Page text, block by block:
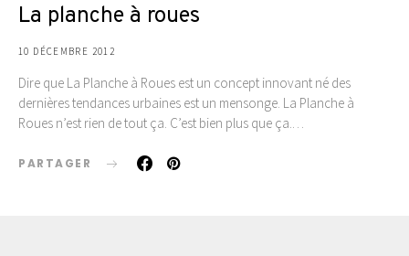
La planche à roues
10 DÉCEMBRE 2012
Dire que La Planche à Roues est un concept innovant né des
dernières tendances urbaines est un mensonge. La Planche à
Roues n’est rien de tout ça. C’est bien plus que ça.…
PARTAGER